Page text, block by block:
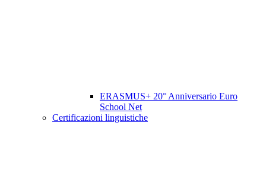
ERASMUS+ 20° Anniversario Euro
School Net
Certificazioni linguistiche